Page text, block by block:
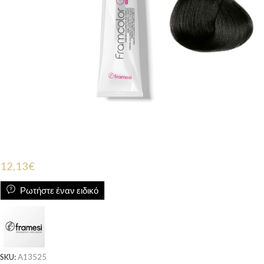
12,13€
Ρωτήστε έναν ειδικό
SKU:A13525